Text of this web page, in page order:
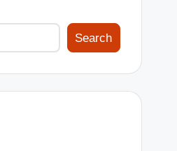
Search